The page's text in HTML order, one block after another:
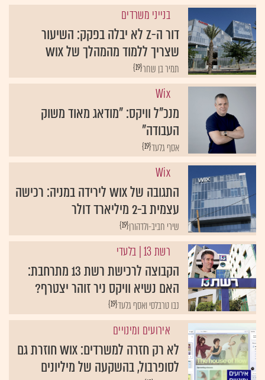
בנייני משרדים
דור ה-Z לא יבלה בפקק: השיעור
שצריך ללמוד מהמהלך של Wix
{19}תמיר בן שחר
Wix
מנכ"ל וויקס: "מודאג מאוד משוק
העבודה"
{19}אסף גלעד
Wix
התגובה של Wix לירידה במניה: רכישה
עצמית ב-2 מיליארד דולר
{19}שירי חביב-ולדהורן
רשת 13 | בלעדי
הקבוצה לרכישת רשת 13 מתרחבת:
האם נשיא וויקס ניר זוהר יצטרף?
{19}נבו טרבלסי ואסף גלעד
אירועים ומינויים
לא רק חזרה למשרדים: Wix חוזרת גם
לסופרבול, בהשקעה של מיליונים
{19}